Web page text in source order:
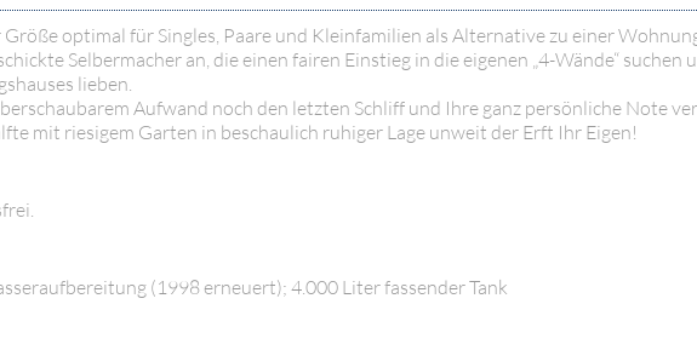
optimal für Singles, Paare und Kleinfamilien als Alternative zu einer
Selbermacher an, die einen fairen Einstieg in die eigenen „4-Wände“ suchen
lieben.
Aufwand noch den letzten Schliff und Ihre ganz persönliche Note
mit riesigem Garten in beschaulich ruhiger Lage unweit der Erft Ihr Eigen!
(1998 erneuert); 4.000 Liter fassender Tank